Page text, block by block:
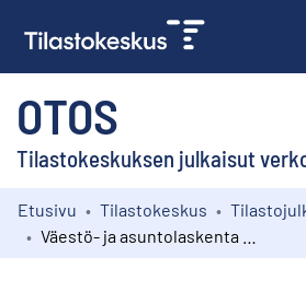
OTOS
Tilastokeskuksen julkaisut
Kokoelmat
Etusivu Tilastokeskus